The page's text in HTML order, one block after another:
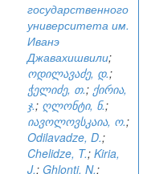
государственного
университета им.
Иванэ
Джавахишвили;
ოდილავაძე, დ.;
ჭელიძე, თ.; ქირია,
ჯ.; ღლონტი, ნ.;
იავოლოვსკაია, ო.;
Odilavadze, D.;
Chelidze, T.; Kiria,
J.; Ghlonti, N.;